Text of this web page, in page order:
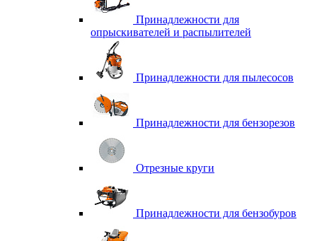
Принадлежности для
опрыскивателей и распылителей
Принадлежности для пылесосов
Принадлежности для бензорезов
Отрезные круги
Принадлежности для бензобуров